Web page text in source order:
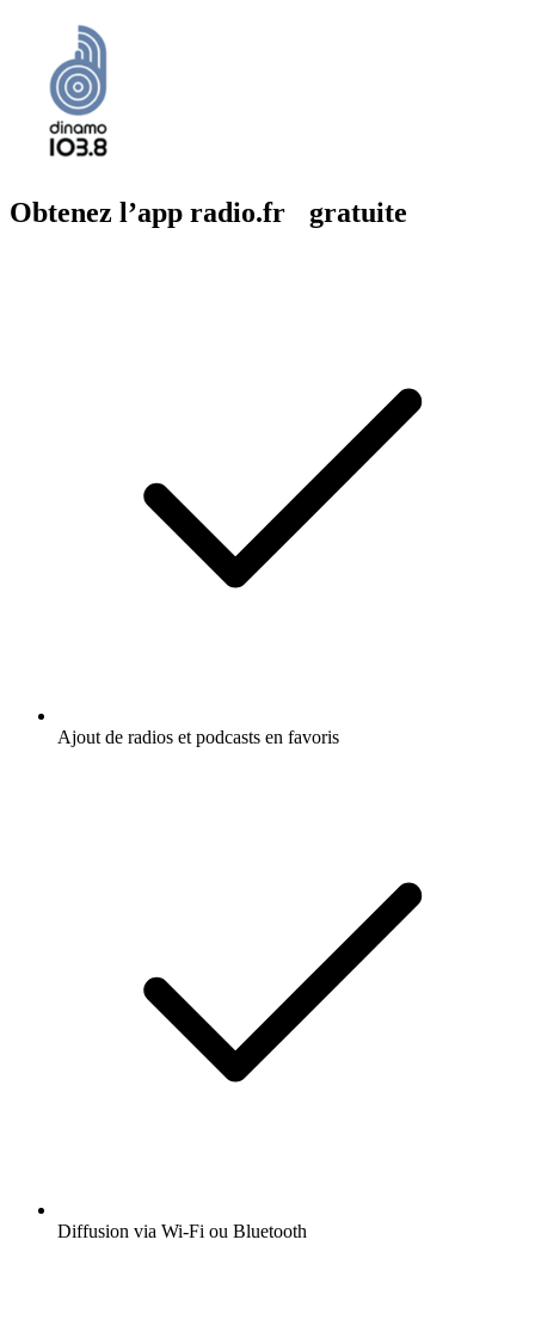
Obtenez l’app radio.fr gratuite
Ajout de radios et podcasts en favoris
Diffusion via Wi-Fi ou Bluetooth